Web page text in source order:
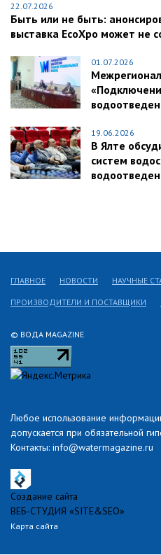
22.07.2026
Быть или не быть:
выставка EcoXpo может не
01.07.2026
19.06.2026
В Ялте
систем
© ВОДА MAGAZINE
Любое использование
допускается при обязательной
Контакты: info@watermagazine.ru
ГЛАВНОЕ НОВОСТИ НАУЧНЫЕ
ПРОИЗВОДИТЕЛИ И ПОСТАВЩИКИ
Создание сайта
ВЕБ-СТУДИЯ «SITE&SEO»
Карта сайта